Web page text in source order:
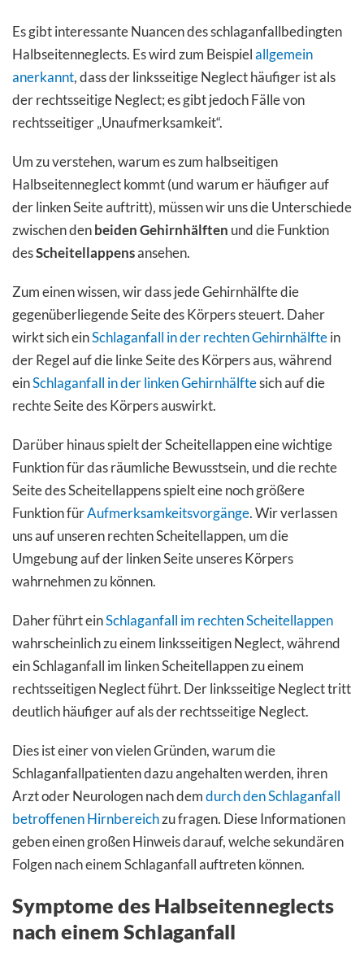
Es gibt interessante Nuancen des schlaganfallbedingten
Halbseitenneglects. Es wird zum Beispielallgemein
anerkannt, dass der linksseitige Neglect häufiger ist als
der rechtsseitige Neglect; es gibt jedoch Fälle von
rechtsseitiger „Unaufmerksamkeit“.
Um zu verstehen, warum es zum halbseitigen
Halbseitenneglect kommt (und warum er häufiger auf
der linken Seite auftritt), müssen wir uns die Unterschiede
zwischen denbeiden Gehirnhälften und die Funktion
desScheitellappensansehen.
Zum einen wissen, wir dass jede Gehirnhälfte die
gegenüberliegende Seite des Körpers steuert. Daher
wirkt sich einSchlaganfall in der rechten Gehirnhälftein
der Regel auf die linke Seite des Körpers aus, während
einSchlaganfall in der linken Gehirnhälftesich auf die
rechte Seite des Körpers auswirkt.
Darüber hinaus spielt der Scheitellappen eine wichtige
Funktion für das räumliche Bewusstsein, und die rechte
Seite des Scheitellappens spielt eine noch größere
Funktion fürAufmerksamkeitsvorgänge. Wir verlassen
uns auf unseren rechten Scheitellappen, um die
Umgebung auf der linken Seite unseres Körpers
wahrnehmen zu können.
Daher führt einSchlaganfall im rechten Scheitellappen
wahrscheinlich zu einem linksseitigen Neglect, während
ein Schlaganfall im linken Scheitellappen zu einem
rechtsseitigen Neglect führt. Der linksseitige Neglect tritt
deutlich häufiger auf als der rechtsseitige Neglect.
Dies ist einer von vielen Gründen, warum die
Schlaganfallpatienten dazu angehalten werden, ihren
Arzt oder Neurologen nach demdurch den Schlaganfall
betroffenen Hirnbereichzu fragen. Diese Informationen
geben einen großen Hinweis darauf, welche sekundären
Folgen nach einem Schlaganfall auftreten können.
Symptome des Halbseitenneglects
nach einem Schlaganfall